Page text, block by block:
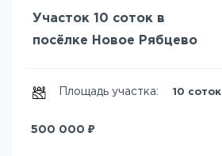
Участок 10 соток в
посёлке Новое Рябцево
Площадь участка: 10 соток
500 000 ₽